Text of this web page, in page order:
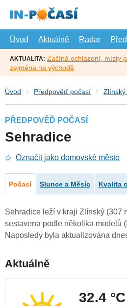
hlavní
Úvod
Aktuálně Radar
AKTUALITA: Začíná ochlazení, místy
zejména na východě
Úvod Předpověď počasí Zlínský
PŘEDPOVĚĎ POČASÍ
Sehradice
Označit jako domovské město
Počasí Slunce a Měsíc Kvalita
Sehradice leží v kraji Zlínský (307
sestavena podle několika modelů
Naposledy byla aktualizována
Aktuálně
32.4 °C